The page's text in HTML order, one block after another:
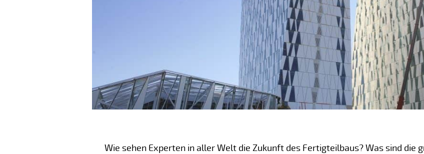
Wie sehen Experten in aller Welt die Zukunft des Fertigteilbaus? Was sind die